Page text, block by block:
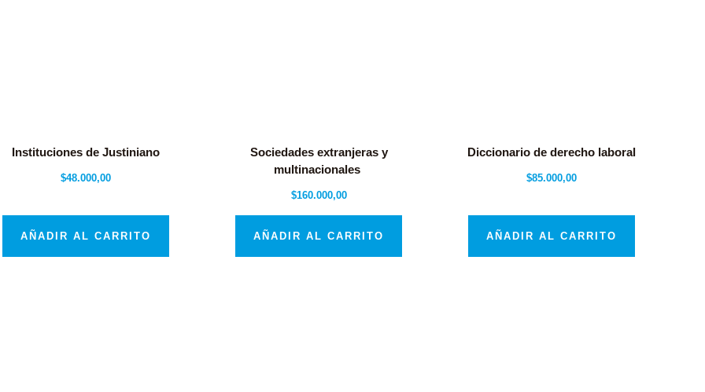
Instituciones de Justiniano
$48.000,00
AÑADIR AL CARRITO
Sociedades extranjeras y
multinacionales
$160.000,00
AÑADIR AL CARRITO
Diccionario de derecho laboral
$85.000,00
AÑADIR AL CARRITO